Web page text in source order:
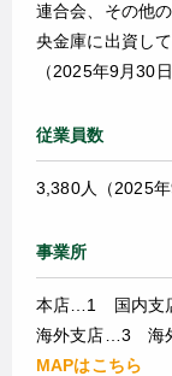
連合会、その他
央金庫に出資して
（2025年9月30
従業員数
3,380人（2025年
事業所
本店…1 国内支
海外支店…3 海
MAPはこちら